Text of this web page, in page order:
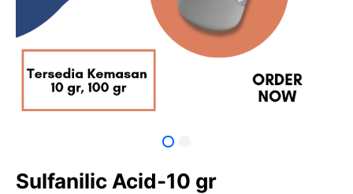
Sulfanilic Acid-10 gr